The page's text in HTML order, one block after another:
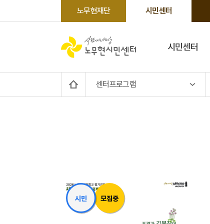
노무현재단 시민센터
시민센터
센터프로그램
시민 모집중